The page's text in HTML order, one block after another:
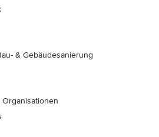
& Gebäudesanierung